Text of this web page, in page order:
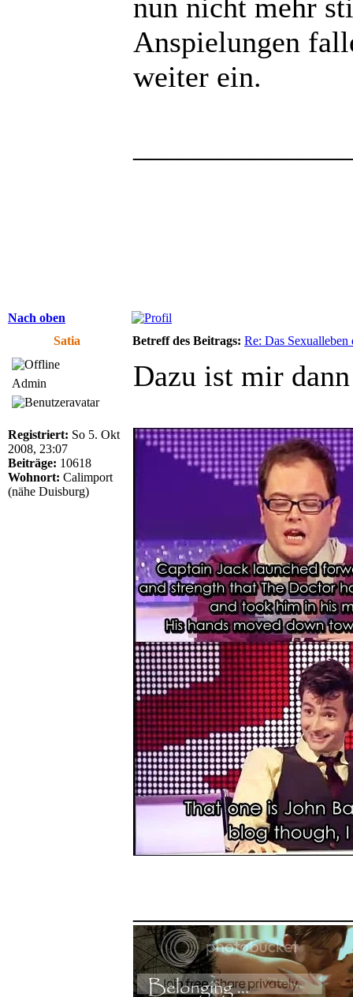
nun nicht mehr
Anspielungen
weiter ein.
Nach oben
Satia
Betreff des Beitrags: Re: Das
Admin
Registriert: So 5. Okt
2008, 23:07
Beiträge: 10618
Wohnort: Calimport
(nähe Duisburg)
Dazu ist mir